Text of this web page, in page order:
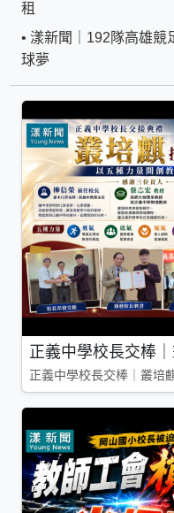
租
• 漾新聞｜192隊高雄
球夢
正義中學校長交棒
正義中學校長交棒｜叢培